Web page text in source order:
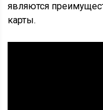
являются
карты.